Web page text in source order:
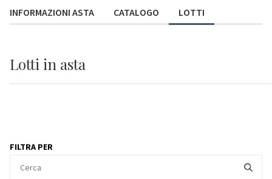
INFORMAZIONI ASTA CATALOGO LOTTI
Lotti in asta
FILTRA PER